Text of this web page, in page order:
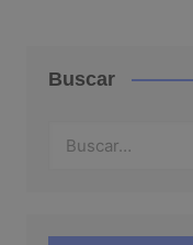
Buscar